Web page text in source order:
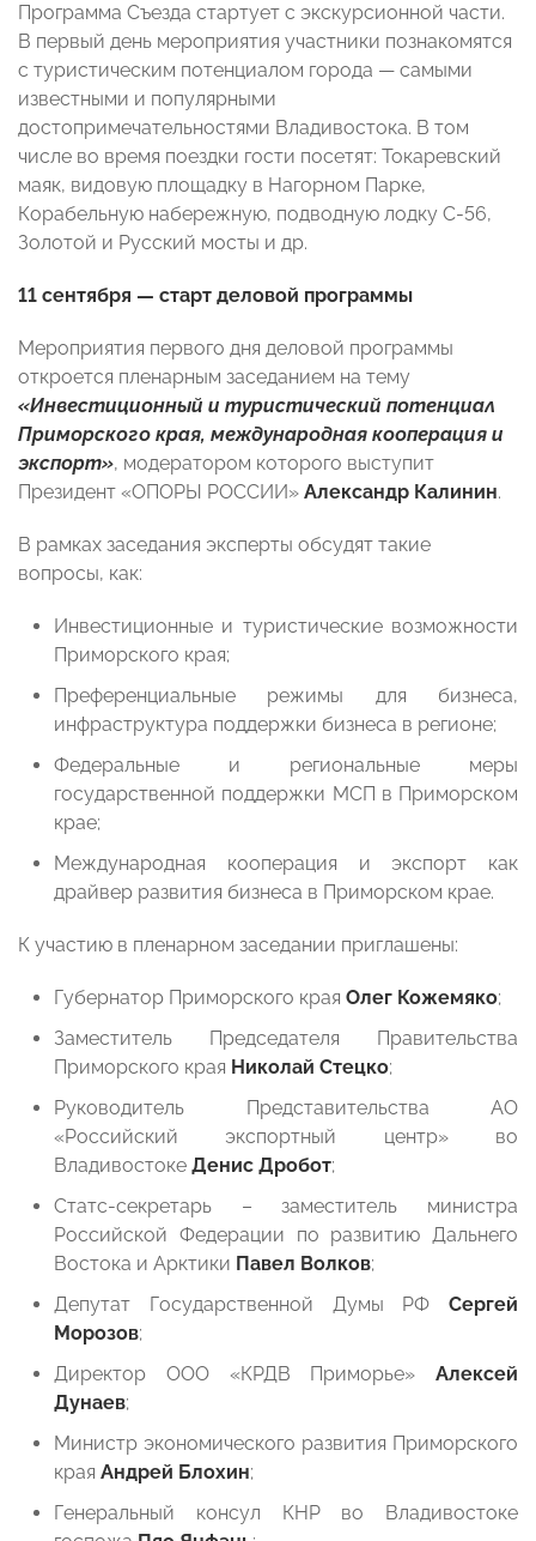
Программа Съезда стартует с экскурсионной части.
В первый день мероприятия участники познакомятся
с туристическим потенциалом города — самыми
известными и популярными
достопримечательностями Владивостока. В том
числе во время поездки гости посетят: Токаревский
маяк, видовую площадку в Нагорном Парке,
Корабельную набережную, подводную лодку С-56,
Золотой и Русский мосты и др.
11 сентября — старт деловой программы
Мероприятия первого дня деловой программы
откроется пленарным заседанием на тему
«Инвестиционный и туристический потенциал
Приморского края, международная кооперация и
экспорт», модератором которого выступит
Президент «ОПОРЫ РОССИИ» Александр Калинин.
В рамках заседания эксперты обсудят такие
вопросы, как:
Инвестиционные и туристические возможности
Приморского края;
Преференциальные режимы для бизнеса,
инфраструктура поддержки бизнеса в регионе;
Федеральные и региональные меры
государственной поддержки МСП в Приморском
крае;
Международная кооперация и экспорт как
драйвер развития бизнеса в Приморском крае.
К участию в пленарном заседании приглашены:
Губернатор Приморского края Олег Кожемяко;
Заместитель Председателя Правительства
Приморского края Николай Стецко;
Руководитель Представительства АО
«Российский экспортный центр» во
Владивостоке Денис Дробот;
Статс-секретарь – заместитель министра
Российской Федерации по развитию Дальнего
Востока и Арктики Павел Волков;
Депутат Государственной Думы РФ Сергей
Морозов;
Директор ООО «КРДВ Приморье» Алексей
Дунаев;
Министр экономического развития Приморского
края Андрей Блохин;
Генеральный консул КНР во Владивостоке